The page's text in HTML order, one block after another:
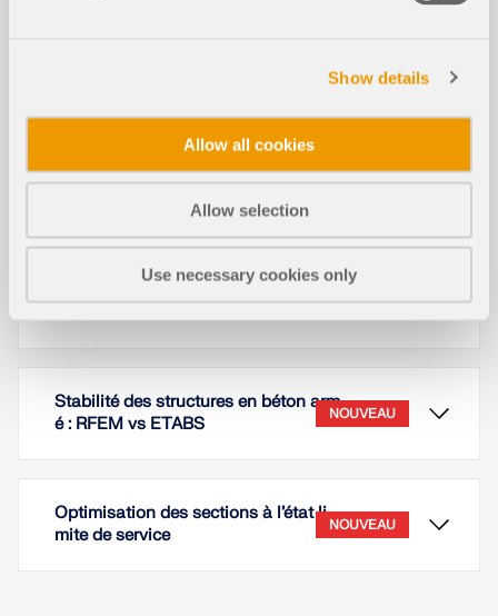
Show details
Allow all cookies
Allow selection
Use necessary cookies only
rectangulaire dans RFEM 6 et compare les
du ACI Concrete Design Handbook [3].
Lire la suite
Effet des Structures Environnantes s
ur la Réponse Aérodynamique des S
Stabilité des structures en béton arm
é : RFEM vs ETABS
NOUVEAU
Optimisation des sections à l’état li
mite de service
NOUVEAU